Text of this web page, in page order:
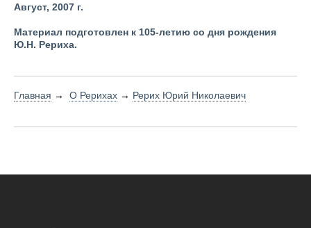
Август, 2007 г.
Материал подготовлен к 105-летию со дня рождения
Ю.Н. Рериха.
Главная → О Рерихах → Рерих Юрий Николаевич